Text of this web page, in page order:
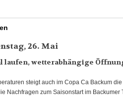
26. Mai
laufen, wetterabhängige
steigt auch im Copa Ca Backum
Nachfragen zum Saisonstart im Backumer